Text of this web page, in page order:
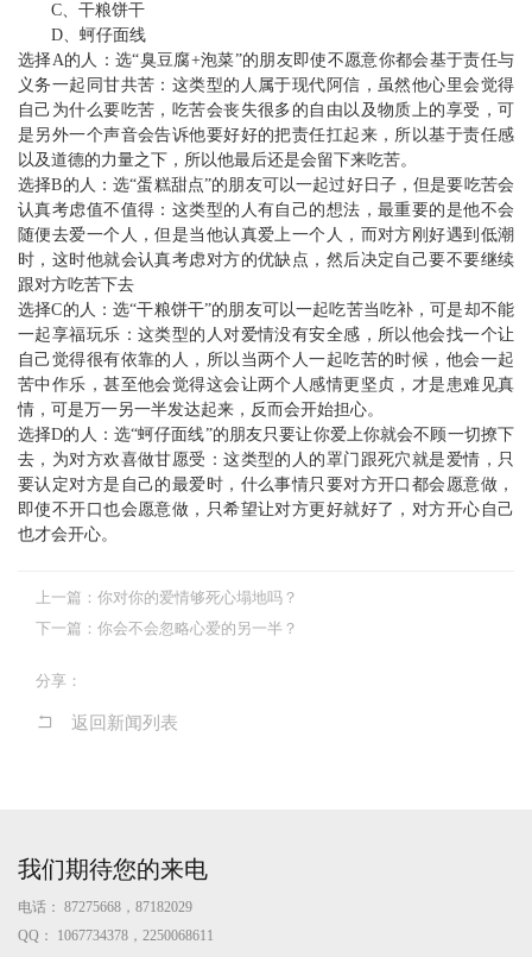
C、干粮饼干
D、蚵仔面线
选择A的人：选“臭豆腐+泡菜”的朋友即使不愿意你都会基于责任与
义务一起同甘共苦：这类型的人属于现代阿信，虽然他心里会觉得
自己为什么要吃苦，吃苦会丧失很多的自由以及物质上的享受，可
是另外一个声音会告诉他要好好的把责任扛起来，所以基于责任感
以及道德的力量之下，所以他最后还是会留下来吃苦。
选择B的人：选“蛋糕甜点”的朋友可以一起过好日子，但是要吃苦会
认真考虑值不值得：这类型的人有自己的想法，最重要的是他不会
随便去爱一个人，但是当他认真爱上一个人，而对方刚好遇到低潮
时，这时他就会认真考虑对方的优缺点，然后决定自己要不要继续
跟对方吃苦下去
选择C的人：选“干粮饼干”的朋友可以一起吃苦当吃补，可是却不能
一起享福玩乐：这类型的人对爱情没有安全感，所以他会找一个让
自己觉得很有依靠的人，所以当两个人一起吃苦的时候，他会一起
苦中作乐，甚至他会觉得这会让两个人感情更坚贞，才是患难见真
情，可是万一另一半发达起来，反而会开始担心。
选择D的人：选“蚵仔面线”的朋友只要让你爱上你就会不顾一切撩下
去，为对方欢喜做甘愿受：这类型的人的罩门跟死穴就是爱情，只
要认定对方是自己的最爱时，什么事情只要对方开口都会愿意做，
即使不开口也会愿意做，只希望让对方更好就好了，对方开心自己
也才会开心。
上一篇： 你对你的爱情够死心塌地吗？
下一篇： 你会不会忽略心爱的另一半？
分享：
返回新闻列表
我们期待您的来电
电话： 87275668，87182029
QQ：
1067734378，2250068611